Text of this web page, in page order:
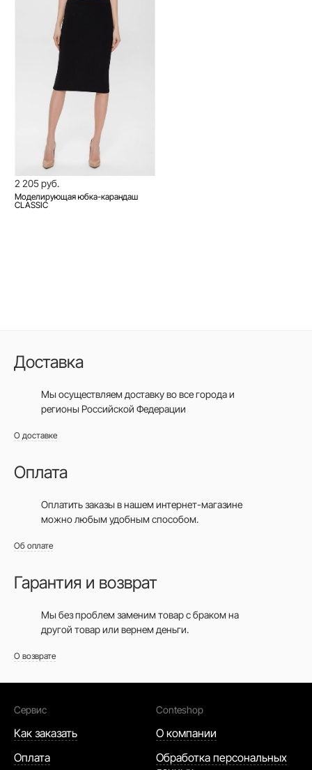
2 205 руб.
Моделирующая юбка-карандаш
CLASSIC
Доставка
Мы осуществляем доставку во все городаи
регионы Российской Федерации
О доставке
Оплата
Оплатить заказы в нашем интернет-магазине
можно любым удобным способом.
Об оплате
Гарантия и возврат
Мы без проблем заменим товар с браком на
другой товар или вернем деньги.
О возврате
Сервис
Как заказать
Оплата
Conteshop
О компании
Обработка персональных